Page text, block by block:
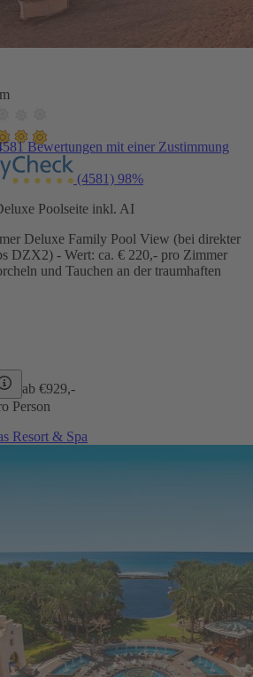
Bewertungen mit einer Zustimmung
(4581) 98%
Poolseite inkl. AI
Deluxe Family Pool View (bei direkter
DZX2) - Wert: ca. € 220,- pro Zimmer
und Tauchen an der traumhaften
ab €929,-
Person
Resort & Spa